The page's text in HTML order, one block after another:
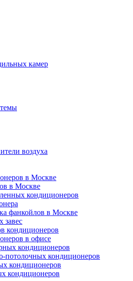
камер
воздуха
в Москве
в Москве
кондиционеров
фанкойлов в Москве
завес
кондиционеров
в офисе
кондиционеров
потолочных кондиционеров
кондиционеров
кондиционеров